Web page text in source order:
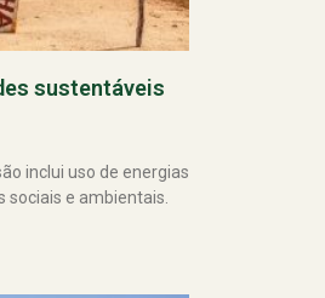
sustentáveis
inclui uso de energias
e ambientais.